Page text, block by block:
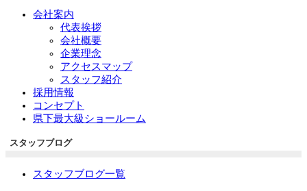
会社案内
代表挨拶
会社概要
企業理念
アクセスマップ
スタッフ紹介
採用情報
コンセプト
県下最大級ショールーム
スタッフブログ
スタッフブログ一覧